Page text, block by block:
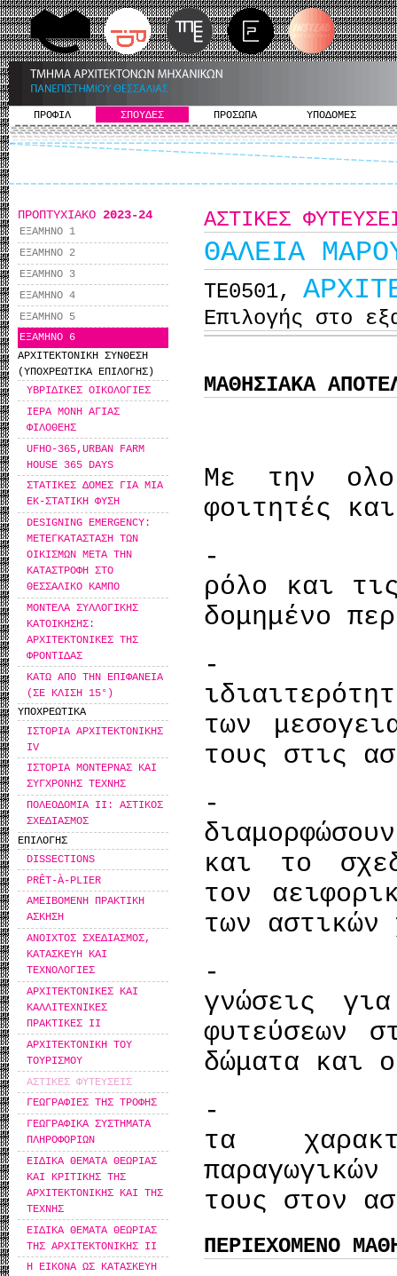
ΠΡΟΦΙΛ ΣΠΟΥΔΕΣ ΠΡΟΣΩΠΑ ΥΠΟΔΟΜΕΣ
ΠΡΟΠΤΥΧΙΑΚΟ 2023-24
ΕΞΑΜΗΝΟ 1
ΕΞΑΜΗΝΟ 2
ΕΞΑΜΗΝΟ 3
ΕΞΑΜΗΝΟ 4
ΕΞΑΜΗΝΟ 5
ΕΞΑΜΗΝΟ 6
ΑΡΧΙΤΕΚΤΟΝΙΚΗ ΣΥΝΘΕΣΗ
(ΥΠΟΧΡΕΩΤΙΚΑ ΕΠΙΛΟΓΗΣ)
ΥΒΡΙΔΙΚΕΣ ΟΙΚΟΛΟΓΙΕΣ
ΙΕΡΑ ΜΟΝΗ ΑΓΙΑΣ
ΦΙΛΟΘΕΗΣ
UFHO-365,URBAN FARM
HOUSE 365 DAYS
ΣΤΑΤΙΚΕΣ ΔΟΜΕΣ ΓΙΑ ΜΙΑ
ΕΚ-ΣΤΑΤΙΚΗ ΦΥΣΗ
DESIGNING EMERGENCY:
MΕΤΕΓΚΑΤΑΣΤΑΣΗ ΤΩΝ
ΟΙΚΙΣΜΩΝ ΜΕΤΑ ΤΗΝ
ΚΑΤΑΣΤΡΟΦΗ ΣΤΟ
ΘΕΣΣΑΛΙΚΟ ΚΑΜΠΟ
ΜΟΝΤΕΛΑ ΣΥΛΛΟΓΙΚΗΣ
ΚΑΤΟΙΚΗΣΗΣ:
ΑΡΧΙΤΕΚΤΟΝΙΚΕΣ ΤΗΣ
ΦΡΟΝΤΙΔΑΣ
ΚΑΤΩ ΑΠΟ ΤΗΝ ΕΠΙΦΑΝΕΙΑ
(ΣΕ ΚΛΙΣΗ 15°)
ΥΠΟΧΡΕΩΤΙΚΑ
ΙΣΤΟΡΙΑ ΑΡΧΙΤΕΚΤΟΝΙΚΗΣ
IV
ΙΣΤΟΡΙΑ ΜΟΝΤΕΡΝΑΣ ΚΑΙ
ΣΥΓΧΡΟΝΗΣ ΤΕΧΝΗΣ
ΠΟΛΕΟΔΟΜΙΑ ΙΙ: ΑΣΤΙΚΟΣ
ΣΧΕΔΙΑΣΜΟΣ
ΕΠΙΛΟΓΗΣ
DISSECTIONS
PRÊT-À-PLIER
ΑΜΕΙΒΟΜΕΝΗ ΠΡΑΚΤΙΚΗ
ΑΣΚΗΣΗ
ΑΝΟΙΧΤΟΣ ΣΧΕΔΙΑΣΜΟΣ,
ΚΑΤΑΣΚΕΥΗ ΚΑΙ
ΤΕΧΝΟΛΟΓΙΕΣ
ΑΡΧΙΤΕΚΤΟΝΙΚΕΣ ΚΑΙ
ΚΑΛΛΙΤΕΧΝΙΚΕΣ
ΠΡΑΚΤΙΚΕΣ ΙΙ
ΑΡΧΙΤΕΚΤΟΝΙΚΗ ΤΟΥ
ΤΟΥΡΙΣΜΟΥ
ΑΣΤΙΚΕΣ ΦΥΤΕΥΣΕΙΣ
ΓΕΩΓΡΑΦΙΕΣ ΤΗΣ ΤΡΟΦΗΣ
ΓΕΩΓΡΑΦΙΚΑ ΣΥΣΤΗΜΑΤΑ
ΠΛΗΡΟΦΟΡΙΩΝ
ΕΙΔΙΚΑ ΘΕΜΑΤΑ ΘΕΩΡΙΑΣ
ΚΑΙ ΚΡΙΤΙΚΗΣ ΤΗΣ
ΑΡΧΙΤΕΚΤΟΝΙΚΗΣ ΚΑΙ ΤΗΣ
ΤΕΧΝΗΣ
ΕΙΔΙΚΑ ΘΕΜΑΤΑ ΘΕΩΡΙΑΣ
ΤΗΣ ΑΡΧΙΤΕΚΤΟΝΙΚΗΣ ΙΙ
Η ΕΙΚΟΝΑ ΩΣ ΚΑΤΑΣΚΕΥΗ
ΑΣΤΙΚΕΣ
ΘΑΛΕΙΑ
ΤΕ0501,
Επιλογής στο
ΜΑΘΗΣΙΑΚΑ
Με την
φοιτητές
- Θα
ρόλο και
δομημένο
- Θα
των
τους στις
- Θα
και το
τον
των αστικών
- Θα
γνώσεις
φυτεύσεων
δώματα και
- Θα
τα
τους στον
ΠΕΡΙΕΧΟΜΕΝΟ